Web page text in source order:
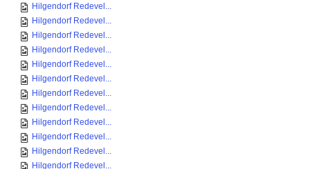
Hilgendorf Redevel...
Hilgendorf Redevel...
Hilgendorf Redevel...
Hilgendorf Redevel...
Hilgendorf Redevel...
Hilgendorf Redevel...
Hilgendorf Redevel...
Hilgendorf Redevel...
Hilgendorf Redevel...
Hilgendorf Redevel...
Hilgendorf Redevel...
Hilgendorf Redevel...